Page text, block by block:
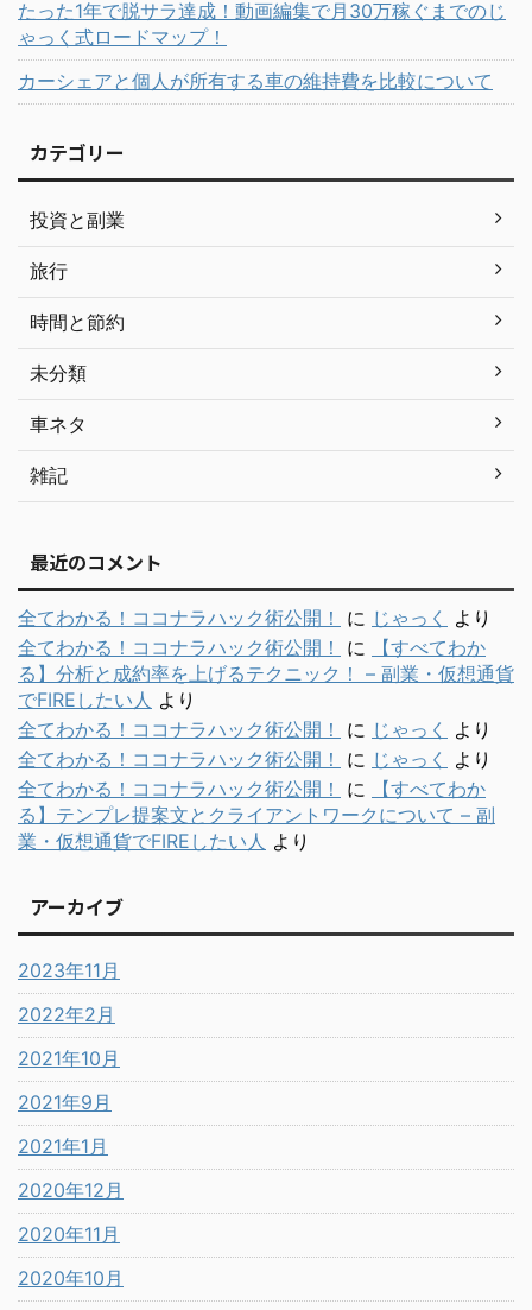
たった1年で脱サラ達成！動画編集で月30万稼ぐまでのじ
ゃっく式ロードマップ！
カーシェアと個人が所有する車の維持費を比較について
カテゴリー
投資と副業
旅行
時間と節約
未分類
車ネタ
雑記
最近のコメント
全てわかる！ココナラハック術公開！ に じゃっく
より
全てわかる！ココナラハック術公開！
に
【すべてわか
る】分析と成約率を上げるテクニック！ – 副業・仮想通貨
でFIREしたい人 より
全てわかる！ココナラハック術公開！
に じゃっく
より
全てわかる！ココナラハック術公開！
に じゃっく
より
全てわかる！ココナラハック術公開！
に
【すべてわか
る】テンプレ提案文とクライアントワークについて – 副
業・仮想通貨でFIREしたい人 より
アーカイブ
2023年11月
2022年2月
2021年10月
2021年9月
2021年1月
2020年12月
2020年11月
2020年10月